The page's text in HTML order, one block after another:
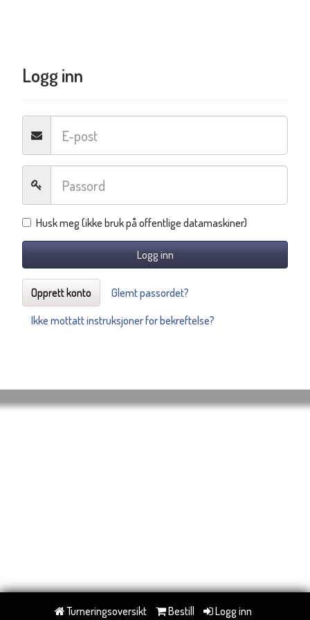
Logg inn
Husk meg (ikke bruk på offentlige datamaskiner)
Logg inn
Opprett konto
Glemt passordet?
Ikke mottatt instruksjoner for bekreftelse?
Turneringsoversikt Bestill Logg inn